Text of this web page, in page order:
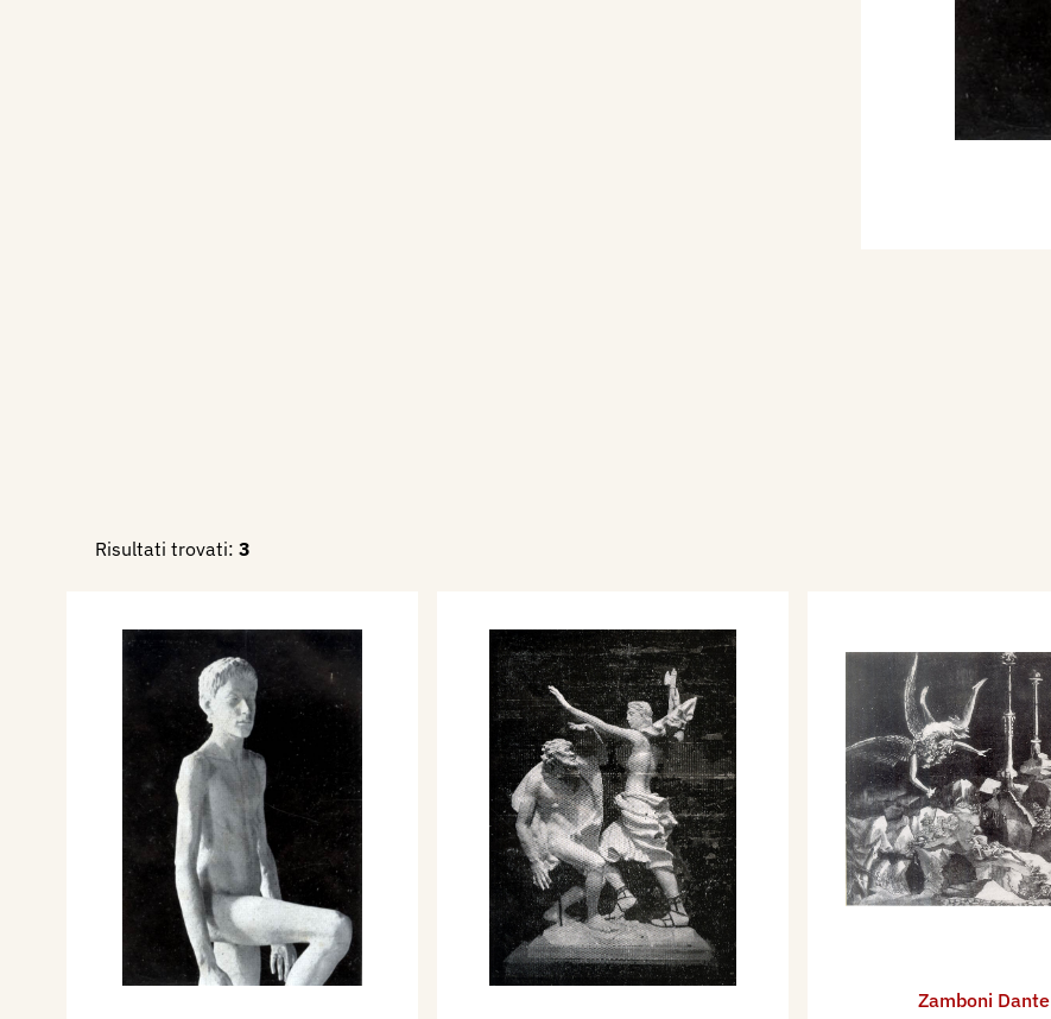
Ritratto, Il tagliapietra, Tobia, Cristo deposto.
Partecipa nel settembre/ottobre 1937 XV, alla
Seconda Mostra del Sindacato Nazionale Fascista
Belle Arti a Napoli, Palazzina Spagnola.
Nel 1937 c., dona alla Città di Latina le acquaforti:
De profundis, Il ballo campestre, Noi sdegnamo le
vicende mediocri.
Nel 1938 partecipa alla XXI Esposizione Biennale
Internazionale d'Arte di Venezia, con 2 medaglie
Dal 5 febbraio al 22 luglio 1939 partecipa alla Terza
Quadriennale Nazionale d'Arte di Roma.
Risultati trovati: 3
Zamboni Dante